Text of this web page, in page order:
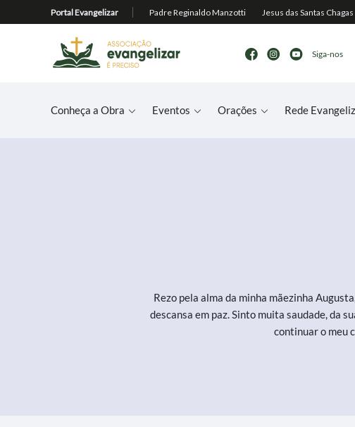
Siga-nos
Conheça a Obra Eventos Orações Rede
Rezo pela alma da minha mãezinha
descansa em paz. Sinto muita saudade, da
continuar o meu